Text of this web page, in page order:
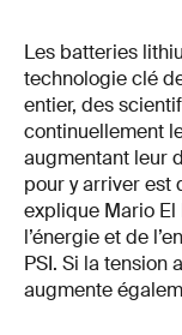
Les batteries
technologie clé
entier, des
continuellement
augmentant leur
pour y arriver est
explique Mario
l’énergie et de
PSI. Si la tension
augmente